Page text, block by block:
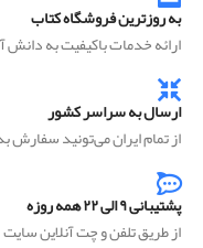
به روزترین فروشگاه کتاب
ارائه خدمات باکیفیت به دانش
ارسال به سراسر کشور
از تمام ایران می‌تونید سفارش
پشتیبانی ۹ الی ۲۲ همه روزه
از طریق تلفن و چت آنلاین سایت